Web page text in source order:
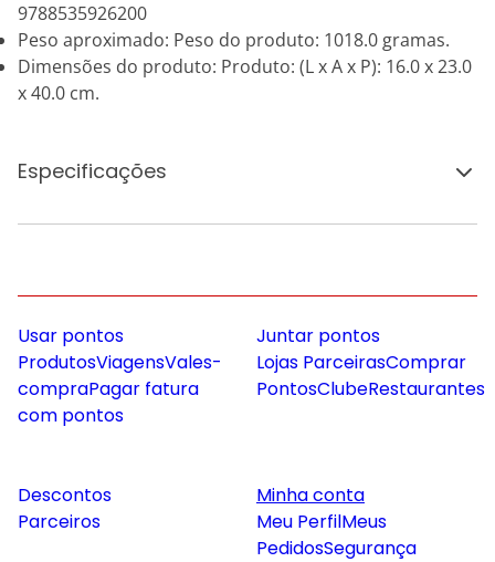
9788535926200
Peso aproximado: Peso do produto: 1018.0 gramas.
Dimensões do produto: Produto: (L x A x P): 16.0 x 23.0
x 40.0 cm.
Especificações
Usar pontos
ProdutosViagensVales-
compraPagar fatura
com pontos
Juntar pontos
Lojas ParceirasComprar
PontosClubeRestaurantes
Descontos
Parceiros
Minha conta
Meu PerfilMeus
PedidosSegurança